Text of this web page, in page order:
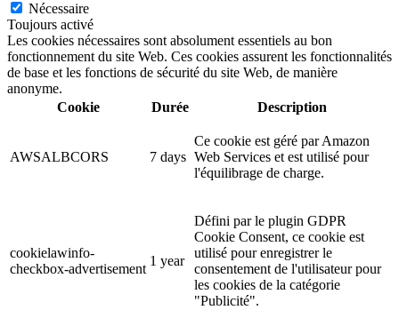
Nécessaire
Toujours activé
Les cookies nécessaires sont absolument essentiels au bon
fonctionnement du site Web. Ces cookies assurent les fonctionnalités
de base et les fonctions de sécurité du site Web, de manière
anonyme.
Cookie
Durée Description
AWSALBCORS 7 days
Ce cookie est géré par Amazon
Web Services et est utilisé pour
l'équilibrage de charge.
cookielawinfo-
checkbox-advertisement
1 year
Défini par le plugin GDPR
Cookie Consent, ce cookie est
utilisé pour enregistrer le
consentement de l'utilisateur pour
les cookies de la catégorie
"Publicité".